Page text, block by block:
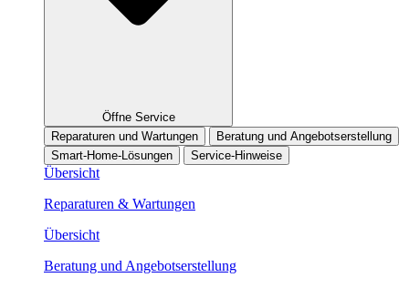
Öffne Service
Reparaturen und Wartungen
Beratung und Angebotserstellung
Smart-Home-Lösungen
Service-Hinweise
Übersicht
Reparaturen & Wartungen
Übersicht
Beratung und Angebotserstellung